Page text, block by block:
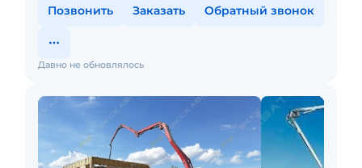
Позвонить Заказать Обратный звонок
Давно не обновлялось